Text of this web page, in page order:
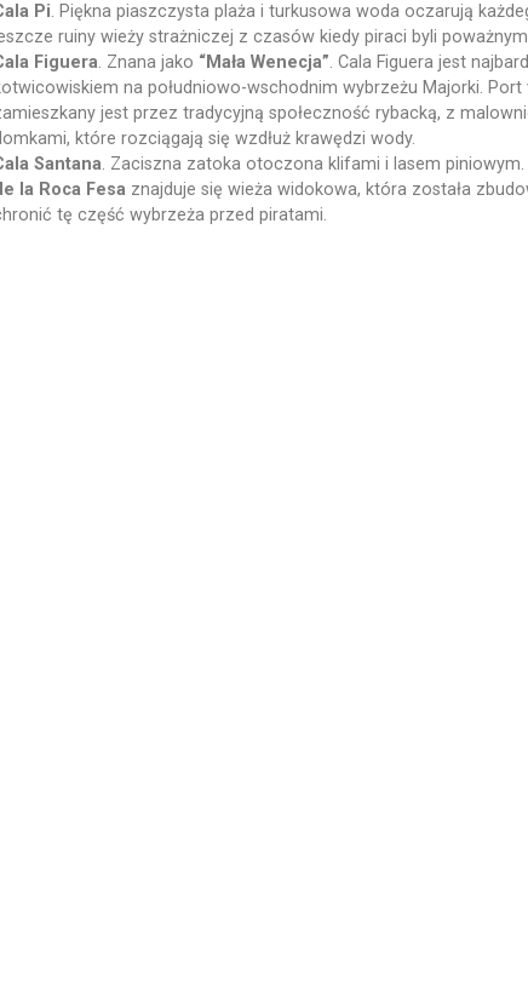
Pi. Piękna piaszczysta plaża i turkusowa woda oczarują
ruiny wieży strażniczej z czasów kiedy piraci byli
Figuera. Znana jako “Mała Wenecja”. Cala Figuera jest
na południowo-wschodnim wybrzeżu Majorki. Port
jest przez tradycyjną społeczność rybacką, z
które rozciągają się wzdłuż krawędzi wody.
Santana. Zaciszna zatoka otoczona klifami i lasem piniowym.
la Roca Fesa znajduje się wieża widokowa, która została
tę część wybrzeża przed piratami.